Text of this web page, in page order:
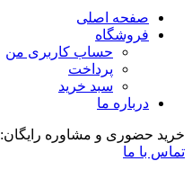
صفحه اصلی
فروشگاه
حساب کاربری من
پرداخت
سبد خرید
درباره ما
خرید حضوری و مشاوره رایگان: 54702629_031
تماس با ما